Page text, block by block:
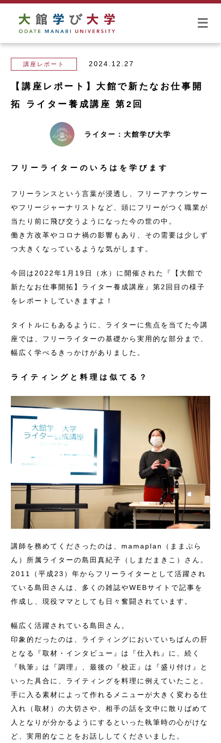
講座レポート 2024.12.27
【講座レポート】大館で新たなお仕事開
拓 ライター養成講座 第2回
ライター：大館学び大学
フリーライターのいろはを学びます
フリーランスという言葉が浸透し、フリーアナウンサー
やフリージャーナリストなど、頭にフリーがつく職業が
当たり前に飛び交うようになった今の世の中。
働き方改革やコロナ禍の影響もあり、その需要は少しず
つ大きくなっているような気がします。
今回は2022年1月19日（水）に開催された『【大館で
新たなお仕事開拓】ライター養成講座』第2回目の様子
をレポートしていきますよ！
タイトルにもあるように、ライターに焦点を当てた今講
座では、フリーライターの基礎から実用的な部分まで、
幅広く学べるきっかけがありました。
ライティングと料理は似てる？
講師を務めてくださったのは、mamaplan（ままぷら
ん）所属ライターの島田真紀子（しまだまきこ）さん。
2011（平成23）年からフリーライターとして活躍され
ている島田さんは、多くの雑誌やWEBサイトで記事を
作成し、現役ママとしても日々奮闘されています。
幅広く活躍されている島田さん。
印象的だったのは、ライティングにおいていちばんの肝
となる『取材・インタビュー』は『仕入れ』に、続く
『執筆』は『調理』、最後の『校正』は『盛り付け』と
いった具合に、ライティングを料理に例えていたこと。
手に入る素材によって作れるメニューが大きく変わる仕
入れ（取材）の大切さや、相手の話を文中に散りばめて
人となりが分かるようにするといった執筆時の心がけな
ど、実用的なことをお話ししてくださいました。